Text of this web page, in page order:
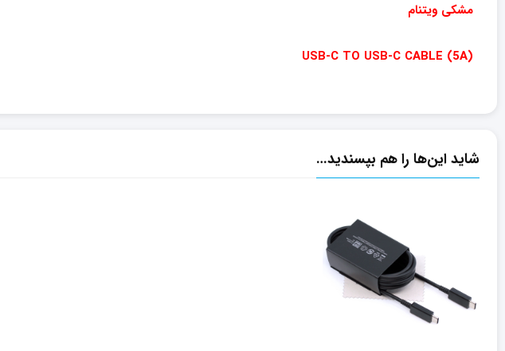
مشکی ویتنام
USB-C TO USB-C CABLE (5A)
شاید این‌ها را هم بپسندید…